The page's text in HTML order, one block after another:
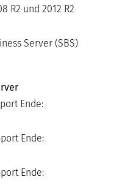
R2 und 2012 R2
Server (SBS)
Ende:
Ende:
Ende: